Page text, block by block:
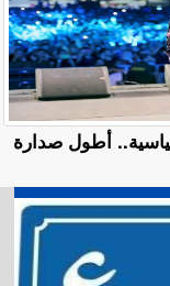
أطول صدارة